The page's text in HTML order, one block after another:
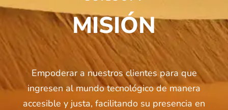
MISIÓN
Empoderar a nuestros clientes para que
ingresen al mundo tecnológico de manera
accesible y justa, facilitando su presencia en